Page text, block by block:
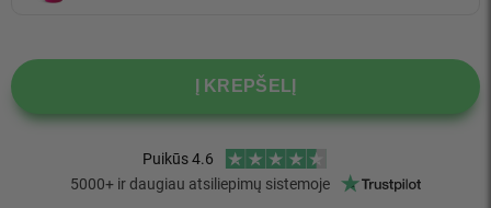
Į KREPŠELĮ